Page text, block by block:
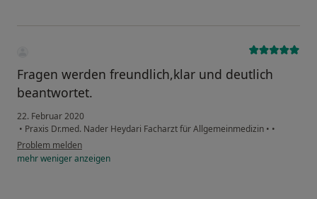
Fragen werden freundlich,klar und deutlich
beantwortet.
22. Februar 2020
• Praxis Dr.med. Nader Heydari Facharzt für Allgemeinmedizin • •
Problem melden
mehrwenigeranzeigen